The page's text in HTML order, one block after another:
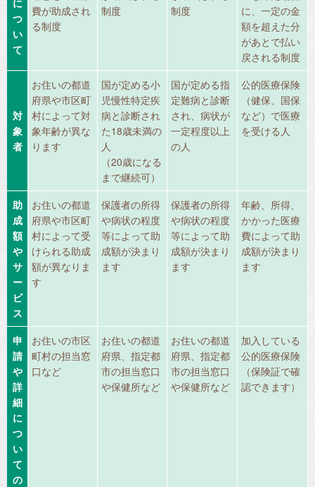
に
つ
い
て
費が助成され
る制度
制度
制度
に、一定の金
額を超えた分
があとで払い
戻される制度
対
象
者
お住いの都道
府県や市区町
村によって対
象年齢が異な
ります
国が定める小
児慢性特定疾
病と診断され
た18歳未満の
人
（20歳になる
まで継続可）
国が定める指
定難病と診断
され、病状が
一定程度以上
の人
公的医療保険
（健保、国保
など）で医療
を受ける人
助
成
額
や
サ
ー
ビ
ス
お住いの都道
府県や市区町
村によって受
けられる助成
額が異なりま
す
保護者の所得
や病状の程度
等によって助
成額が決まり
ます
保護者の所得
や病状の程度
等によって助
成額が決まり
ます
年齢、所得、
かかった医療
費によって助
成額が決まり
ます
申
請
や
詳
細
に
つ
い
て
の
お住いの市区
町村の担当窓
口など
お住いの都道
府県、指定都
市の担当窓口
や保健所など
お住いの都道
府県、指定都
市の担当窓口
や保健所など
加入している
公的医療保険
（保険証で確
認できます）